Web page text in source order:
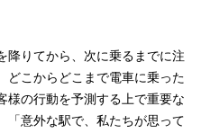
降りてから、次に乗るまでに注
どこからどこまで電車に乗った
様の行動を予測する上で重要な
「意外な駅で、私たちが思って